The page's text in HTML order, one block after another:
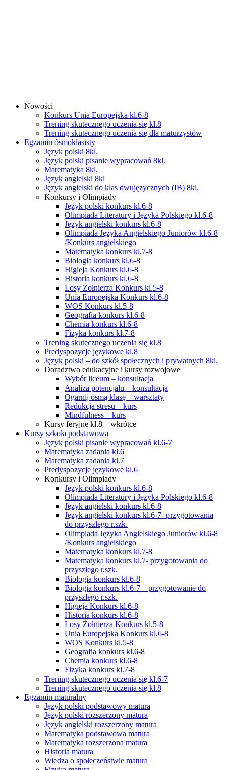
Nowości
Konkurs Unia Europejska kl.6-8
Trening skutecznego uczenia się kl.8
Trening skutecznego uczenia się dla maturzystów
Egzamin ósmoklasisty
Język polski 8kl.
Język polski pisanie wypracowań 8kl.
Matematyka 8kl.
Język angielski 8kl
Język angielski do klas dwujęzycznych (IB) 8kl.
Konkursy i Olimpiady
Język polski konkurs kl.6-8
Olimpiada Literatury i Języka Polskiego kl.6-8
Język angielski konkurs kl.6-8
Olimpiada Języka Angielskiego Juniorów kl.6-8
/Konkurs angielskiego
Matematyka konkurs kl.7-8
Biologia konkurs kl.6-8
Higieja Konkurs kl.6-8
Historia konkurs kl.6-8
Losy Żołnierza Konkurs kl.5-8
Unia Europejska Konkurs kl.6-8
WOS Konkurs kl.5-8
Geografia konkurs kl.6-8
Chemia konkurs kl.6-8
Fizyka konkurs kl.7-8
Trening skutecznego uczenia się kl.8
Predyspozycje językowe kl.8
Język polski – do szkół społecznych i prywatnych 8kl.
Doradztwo edukacyjne i kursy rozwojowe
Wybór liceum – konsultacja
Analiza potencjału – konsultacja
Ogarnij ósmą klasę – warsztaty
Redukcja stresu – kurs
Mindfulness – kurs
Kursy feryjne kl.8 – wkrótce
Kursy szkoła podstawowa
Język polski pisanie wypracowań kl.6-7
Matematyka zadania kl.6
Matematyka zadania kl.7
Predyspozycje językowe kl.6
Konkursy i Olimpiady
Język polski konkurs kl.6-8
Olimpiada Literatury i Języka Polskiego kl.6-8
Język angielski konkurs kl.6-8
Język angielski konkurs kl.6-7- przygotowania
do przyszłego r.szk.
Olimpiada Języka Angielskiego Juniorów kl.6-8
/Konkurs angielskiego
Matematyka konkurs kl.7-8
Matematyka konkurs kl.7- przygotowania do
przyszłego r.szk.
Biologia konkurs kl.6-8
Biologia konkurs kl.6-7 – przygotowanie do
przyszłego r.szk.
Higieja Konkurs kl.6-8
Historia konkurs kl.6-8
Losy Żołnierza Konkurs kl.5-8
Unia Europejska Konkurs kl.6-8
WOS Konkurs kl.5-8
Geografia konkurs kl.6-8
Chemia konkurs kl.6-8
Fizyka konkurs kl.7-8
Trening skutecznego uczenia się kl.6-7
Trening skutecznego uczenia się kl.8
Egzamin maturalny
Język polski podstawowy matura
Język polski rozszerzony matura
Język angielski rozszerzony matura
Matematyka podstawowa matura
Matematyka rozszerzona matura
Historia matura
Wiedza o społeczeństwie matura